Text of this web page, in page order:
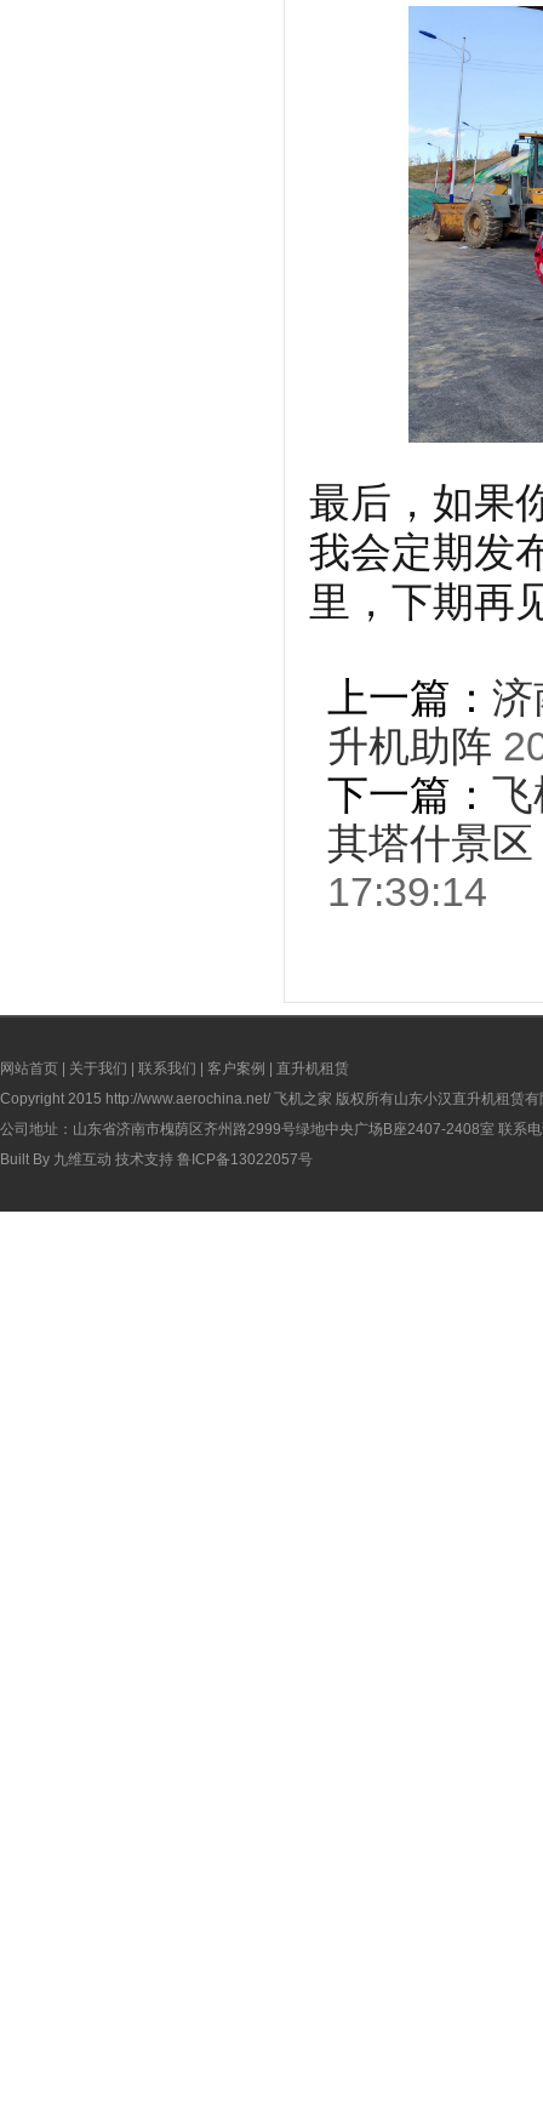
最后，如果
我会定期发
里，下期再
上一篇： 济
升机助阵
下一篇： 飞
其塔什景
17:39:14
网站首页 关于我们 联系我们 客户案例
直升机租赁
Copyright 2015 http://www.aerochina.net/ 飞机之家 版权所有山东小汉直升机租赁有
公司地址：山东省济南市槐荫区齐州路2999号绿地中央广场B座2407-2408室 联系
Built By 九维互动 技术支持 鲁ICP备13022057号